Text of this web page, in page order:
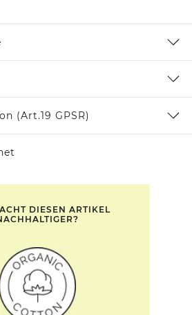
(Art.19 GPSR)
DIESEN ARTIKEL